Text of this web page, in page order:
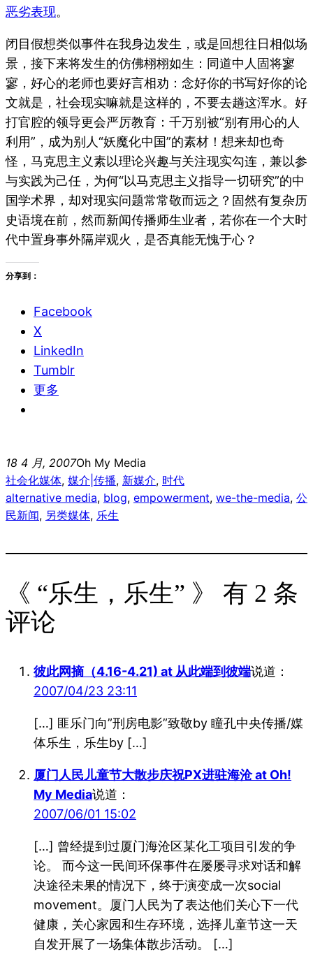
恶劣表现。
闭目假想类似事件在我身边发生，或是回想往日相似场
景，接下来将发生的仿佛栩栩如生：同道中人固将寥
寥，好心的老师也要好言相劝：念好你的书写好你的论
文就是，社会现实嘛就是这样的，不要去趟这浑水。好
打官腔的领导更会严厉教育：千万别被“别有用心的人
利用”，成为别人“妖魔化中国”的素材！想来却也奇
怪，马克思主义素以理论兴趣与关注现实勾连，兼以参
与实践为己任，为何“以马克思主义指导一切研究”的中
国学术界，却对现实问题常常敬而远之？固然有复杂历
史语境在前，然而新闻传播师生业者，若你在一个大时
代中置身事外隔岸观火，是否真能无愧于心？
分享到：
Facebook
X
LinkedIn
Tumblr
更多
18 4 月, 2007Oh My Media
社会化媒体, 媒介|传播, 新媒介, 时代
alternative media, blog, empowerment, we-the-media, 公
民新闻, 另类媒体, 乐生
《 “乐生，乐生” 》 有 2 条
评论
彼此网摘（4.16-4.21) at 从此端到彼端说道：
2007/04/23 23:11
[…] 匪乐门向”刑房电影”致敬by 瞳孔中央传播/媒
体乐生，乐生by […]
厦门人民儿童节大散步庆祝PX进驻海沧 at Oh!
My Media说道：
2007/06/01 15:02
[…] 曾经提到过厦门海沧区某化工项目引发的争
论。 而今这一民间环保事件在屡屡寻求对话和解
决途径未果的情况下，终于演变成一次social
movement。厦门人民为了表达他们关心下一代
健康，关心家园和生存环境，选择儿童节这一天
自发开展了一场集体散步活动。 […]